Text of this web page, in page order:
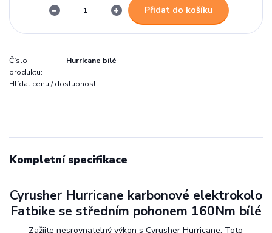
Přidat do košíku
Číslo
produktu:
Hurricane bílé
Hlídat cenu / dostupnost
Kompletní specifikace
Cyrusher Hurricane karbonové elektrokolo
Fatbike se středním pohonem 160Nm bílé
Zažijte nesrovnatelný výkon s Cyrusher Hurricane. Toto